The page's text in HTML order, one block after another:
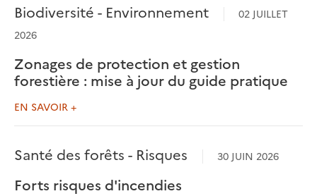
Biodiversité - Environnement
02 JUILLET
2026
Zonages de protection et gestion
forestière : mise à jour du guide pratique
EN SAVOIR +
Santé des forêts - Risques 30 JUIN 2026
Forts risques d'incendies